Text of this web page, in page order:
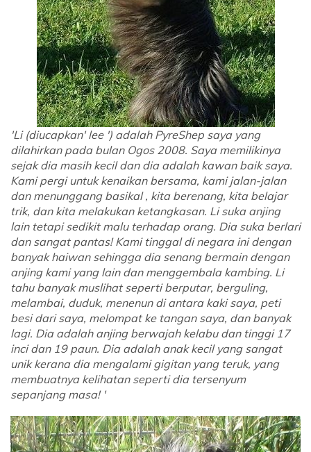
'Li (diucapkan' lee ') adalah PyreShep saya yang
dilahirkan pada bulan Ogos 2008. Saya memilikinya
sejak dia masih kecil dan dia adalah kawan baik saya.
Kami pergi untuk kenaikan bersama, kami jalan-jalan
dan menunggang basikal , kita berenang, kita belajar
trik, dan kita melakukan ketangkasan. Li suka anjing
lain tetapi sedikit malu terhadap orang. Dia suka berlari
dan sangat pantas! Kami tinggal di negara ini dengan
banyak haiwan sehingga dia senang bermain dengan
anjing kami yang lain dan menggembala kambing. Li
tahu banyak muslihat seperti berputar, berguling,
melambai, duduk, menenun di antara kaki saya, peti
besi dari saya, melompat ke tangan saya, dan banyak
lagi. Dia adalah anjing berwajah kelabu dan tinggi 17
inci dan 19 paun. Dia adalah anak kecil yang sangat
unik kerana dia mengalami gigitan yang teruk, yang
membuatnya kelihatan seperti dia tersenyum
sepanjang masa! '